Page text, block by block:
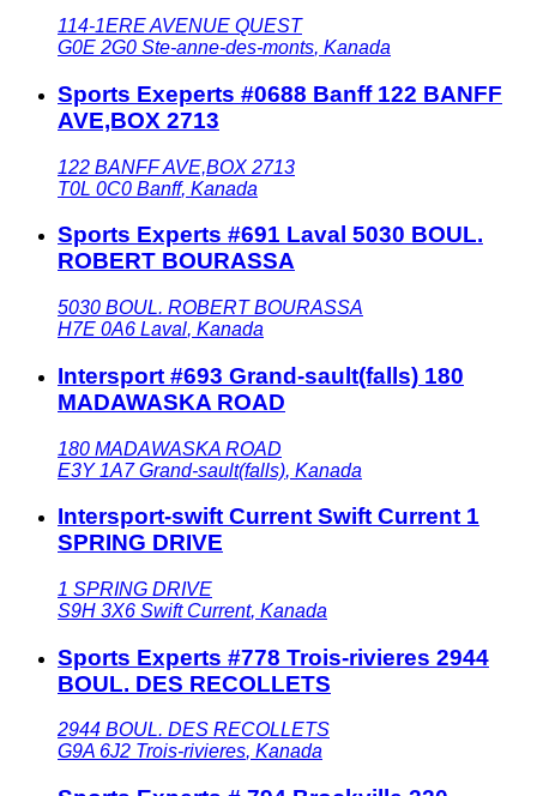
114-1ERE AVENUE QUEST
G0E 2G0 Ste-anne-des-monts, Kanada
Sports Exeperts #0688 Banff 122 BANFF
AVE,BOX 2713
122 BANFF AVE,BOX 2713
T0L 0C0 Banff, Kanada
Sports Experts #691 Laval 5030 BOUL.
ROBERT BOURASSA
5030 BOUL. ROBERT BOURASSA
H7E 0A6 Laval, Kanada
Intersport #693 Grand-sault(falls) 180
MADAWASKA ROAD
180 MADAWASKA ROAD
E3Y 1A7 Grand-sault(falls), Kanada
Intersport-swift Current Swift Current 1
SPRING DRIVE
1 SPRING DRIVE
S9H 3X6 Swift Current, Kanada
Sports Experts #778 Trois-rivieres 2944
BOUL. DES RECOLLETS
2944 BOUL. DES RECOLLETS
G9A 6J2 Trois-rivieres, Kanada